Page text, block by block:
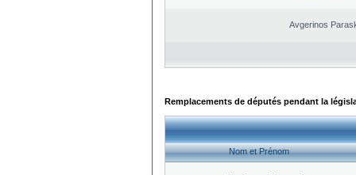
Avgerinos
Remplacements de députés pendant la
Nom et Prénom